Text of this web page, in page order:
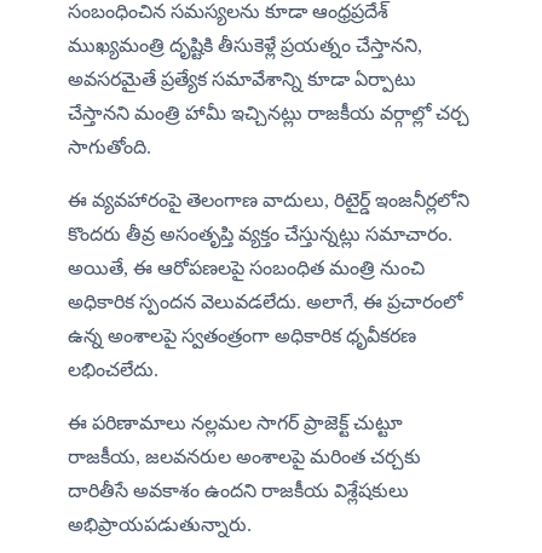
సంబంధించిన సమస్యలను కూడా ఆంధ్రప్రదేశ్
ముఖ్యమంత్రి దృష్టికి తీసుకెళ్లే ప్రయత్నం చేస్తానని,
అవసరమైతే ప్రత్యేక సమావేశాన్ని కూడా ఏర్పాటు
చేస్తానని మంత్రి హామీ ఇచ్చినట్లు రాజకీయ వర్గాల్లో చర్చ
సాగుతోంది.
ఈ వ్యవహారంపై తెలంగాణ వాదులు, రిటైర్డ్ ఇంజనీర్లలోని
కొందరు తీవ్ర అసంతృప్తి వ్యక్తం చేస్తున్నట్లు సమాచారం.
అయితే, ఈ ఆరోపణలపై సంబంధిత మంత్రి నుంచి
అధికారిక స్పందన వెలువడలేదు. అలాగే, ఈ ప్రచారంలో
ఉన్న అంశాలపై స్వతంత్రంగా అధికారిక ధృవీకరణ
లభించలేదు.
ఈ పరిణామాలు నల్లమల సాగర్ ప్రాజెక్ట్ చుట్టూ
రాజకీయ, జలవనరుల అంశాలపై మరింత చర్చకు
దారితీసే అవకాశం ఉందని రాజకీయ విశ్లేషకులు
అభిప్రాయపడుతున్నారు.